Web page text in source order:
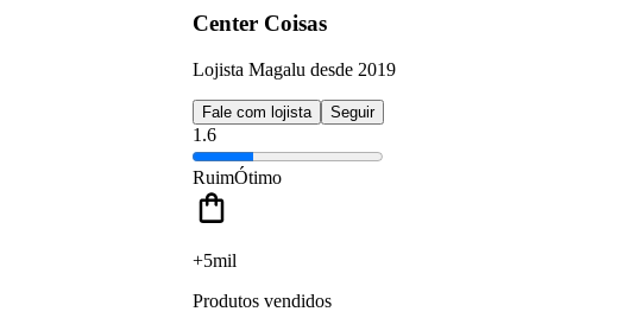
Center Coisas
Lojista Magalu desde 2019
Fale com lojista Seguir
1.6
RuimÓtimo
+5mil
Produtos vendidos